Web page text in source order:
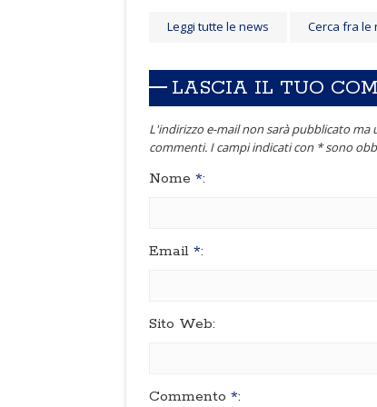
Leggi tutte le news Cerca fra le
LASCIA IL TUO
L'indirizzo e-mail non sarà pubblicato ma
commenti. I campi indicati con * sono
Nome *:
Email *:
Sito Web:
Commento *: